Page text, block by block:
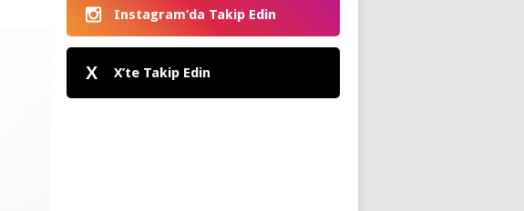
Instagram’da Takip Edin
X X’te Takip Edin